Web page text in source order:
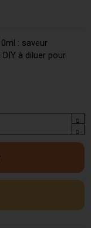
: saveur
à diluer pour